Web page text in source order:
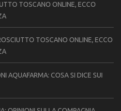
TOSCANO ONLINE, ECCO
TOSCANO ONLINE, ECCO
AQUAFARMA: COSA SI DICE SUI